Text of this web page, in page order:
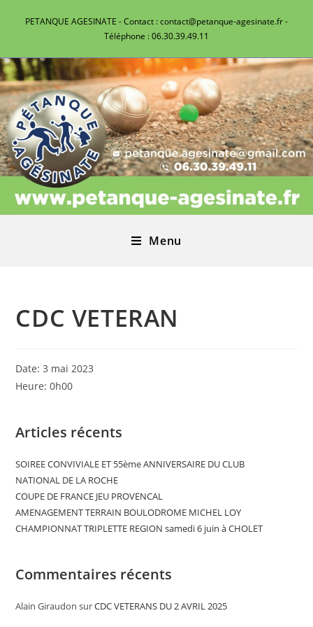
PETANQUE AGESINATE - Contact : contact@petanque-agesinate.fr -
Téléphone : 06.30.39.49.11
Menu
CDC VETERAN
Date:3 mai 2023
Heure:0h00
Articles récents
SOIREE CONVIVIALE ET 55ème ANNIVERSAIRE DU CLUB
NATIONAL DE LA ROCHE
COUPE DE FRANCE JEU PROVENCAL
AMENAGEMENT TERRAIN BOULODROME MICHEL LOY
CHAMPIONNAT TRIPLETTE REGION samedi 6 juin à CHOLET
Commentaires récents
Alain Giraudon surCDC VETERANS DU 2 AVRIL 2025